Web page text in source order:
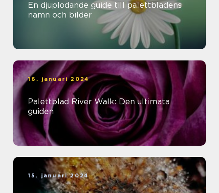
En djuplodande guide till palettbladens
namn och bilder
16. januari 2024
Palettblad River Walk: Den ultimata
guiden
15. januari 2024